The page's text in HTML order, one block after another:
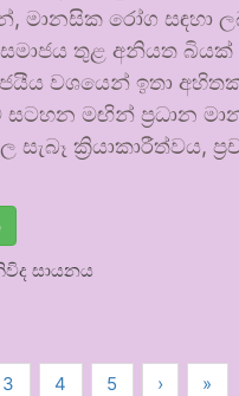
මානසික රෝග සඳහා
තුළ අනියත
වශයෙන් ඉතා
මඟින් ප්‍රධාන
ක්‍රියාකාරීත්වය,
සායනය
3 4 5 › »